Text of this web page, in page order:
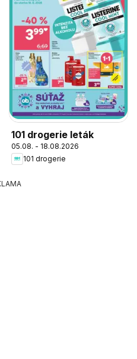
101 drogerie leták
05.08. - 18.08.2026
101 drogerie